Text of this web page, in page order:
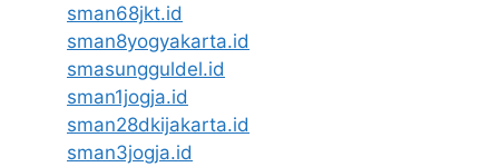
sman68jkt.id
sman8yogyakarta.id
smasungguldel.id
sman1jogja.id
sman28dkijakarta.id
sman3jogja.id